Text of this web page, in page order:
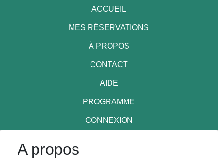
ACCUEIL
MES RÉSERVATIONS
À PROPOS
CONTACT
AIDE
PROGRAMME
CONNEXION
A propos